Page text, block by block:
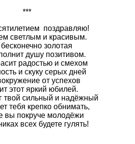
***
поздравляю!
светлым и красивым.
золотая
душу позитивом.
радостью и смехом
и скуку серых дней
от успехов
этот яркий юбилей.
твой сильный и надёжный
тебя крепко обнимать,
вы покруче молодёжи
всех будете гулять!